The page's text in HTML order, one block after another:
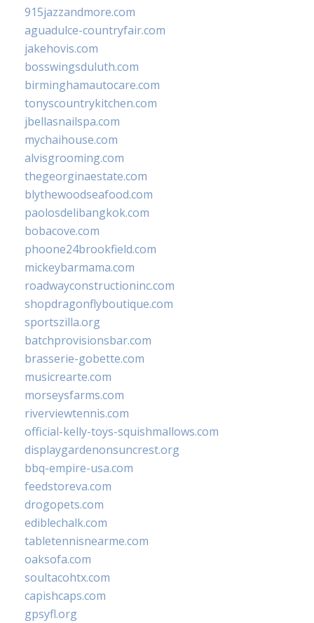
915jazzandmore.com
aguadulce-countryfair.com
jakehovis.com
bosswingsduluth.com
birminghamautocare.com
tonyscountrykitchen.com
jbellasnailspa.com
mychaihouse.com
alvisgrooming.com
thegeorginaestate.com
blythewoodseafood.com
paolosdelibangkok.com
bobacove.com
phoone24brookfield.com
mickeybarmama.com
roadwayconstructioninc.com
shopdragonflyboutique.com
sportszilla.org
batchprovisionsbar.com
brasserie-gobette.com
musicrearte.com
morseysfarms.com
riverviewtennis.com
official-kelly-toys-squishmallows.com
displaygardenonsuncrest.org
bbq-empire-usa.com
feedstoreva.com
drogopets.com
ediblechalk.com
tabletennisnearme.com
oaksofa.com
soultacohtx.com
capishcaps.com
gpsyfl.org